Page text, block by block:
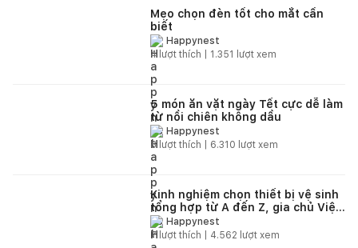
Mẹo chọn đèn tốt cho mắt cần
biết
Happynest
4 lượt thích | 1.351 lượt xem
5 món ăn vặt ngày Tết cực dễ làm
từ nồi chiên không dầu
Happynest
8 lượt thích | 6.310 lượt xem
Kinh nghiệm chọn thiết bị vệ sinh
tổng hợp từ A đến Z, gia chủ Việt
nên tham khảo
Happynest
7 lượt thích | 4.562 lượt xem